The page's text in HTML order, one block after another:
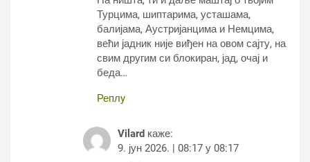
Турцима, шиптарима, усташама,
балијама, Аустријанцима и Немцима,
већи јадник није виђен на овом сајту, на
свим другим си блокиран, јад, очај и
беда…
Реплy
Vilard каже:
9. јун 2026. | 08:17 у 08:17